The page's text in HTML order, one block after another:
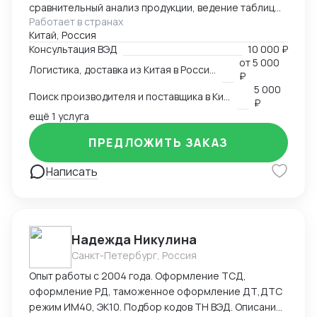
сравнительный анализ продукции, ведение таблиц
google excel, синхронный перевод с китайского,
синхронный перевод с английского, международная
логистика
Работает в странах
Китай, Россия
Консультация ВЭД
10 000 ₽
от5 000
₽
5 000
₽
ещё 1 услуга
Написать
ПРЕДЛОЖИТЬ ЗАКАЗ
Надежда Никулина
Санкт-Петербург, Россия
Опыт работы с 2004 года. Оформление ТСД,
оформление РД, таможенное оформление ДТ,ДТС
режим ИМ40, ЭК10. Подбор кодов ТН ВЭД. Описание